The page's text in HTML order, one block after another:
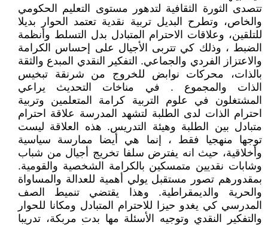
تتصدى الثورة الثقافية لتدهور مستوى التعليم الحكومي
والخاص، وتطرح البديل تربية نقدية تعتمد الحوار بديلا
للتلقين، وعلاقات الاحترام المتبادل بدل التسلط وأنظمة
الضبط ، وذلك كي تتربى الأجيال على إحساس الكرامة
والاعتزاز الفردي والجماعي. التفكير النقدي المبدع والثقة
بالذات، محركات نوابض للخروج من شرنقة تبخيس
الذات والمجموع . في مناخات التحديث يراعي
المشتغلون في علوم التربية كرامة المتعلمين وتربية
احترام الذات لدى الطلبة لتشهد المدرسة علاقة احترام
متبادل بين الطلبة وهيئة التدريس. هذه العلاقة ليست
توجها منهجيا فقط ، إنما هي أيضا ممارسة سياسية
وأخلاقية، حيث انه يفترض سلفا تخريج أجيال من شباب
وشابات نقديين متمسكين بالكرامة الشخصية والقومية.
بمقدورهم تصور مستقبل يولي أهمية للعدالة والمساواة
والحرية والديمقراطية. وهذا يقتضي تنميط الصف
المدرسي كي يغدو حيزا للاحترام المتبادل ومكانا للحوار
والتفكير النقدي وتوجيه الأسئلة مها بدت مربكة، تدريبا